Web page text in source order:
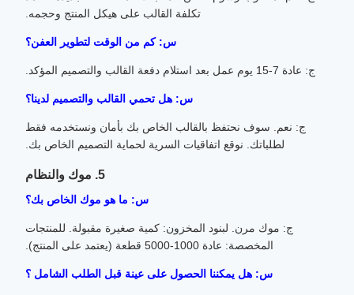
تكلفة القالب على هيكل المنتج وحجمه.
س: كم من الوقت لتطوير العفن؟
ج: عادة 7-15 يوم عمل بعد استلام دفعة القالب والتصميم المؤكد.
س: هل تحمي القالب والتصميم لدينا؟
ج: نعم. سوف نحتفظ بالقالب الخاص بك بأمان ونستخدمه فقط
لطلباتك. نوقع اتفاقيات السرية لحماية التصميم الخاص بك.
5. موك والنظام
س: ما هو موك الخاص بك؟
ج: موك مرن. لبنود المخزون: كمية صغيرة مقبولة. للمنتجات
المخصصة: عادة 1000-5000 قطعة (يعتمد على المنتج).
س: هل يمكننا الحصول على عينة قبل الطلب الشامل ؟